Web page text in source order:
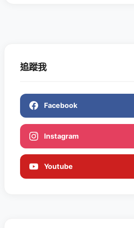
追蹤我
Facebook
Instagram
Youtube